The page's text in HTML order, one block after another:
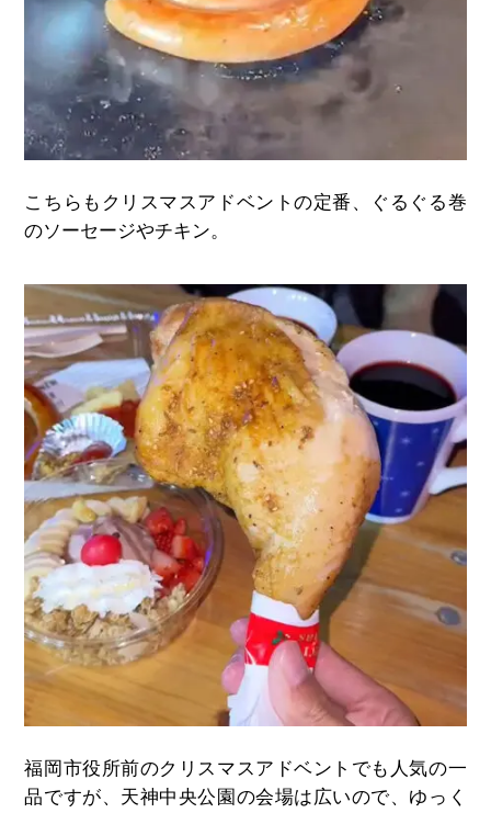
こちらもクリスマスアドベントの定番、ぐるぐる巻
のソーセージやチキン。
福岡市役所前のクリスマスアドベントでも人気の一
品ですが、天神中央公園の会場は広いので、ゆっく